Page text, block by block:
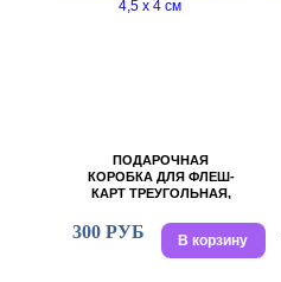
ПОДАРОЧНАЯ
КОРОБКА ДЛЯ ФЛЕШ-
КАРТ ТРЕУГОЛЬНАЯ,
300 РУБ В корзину